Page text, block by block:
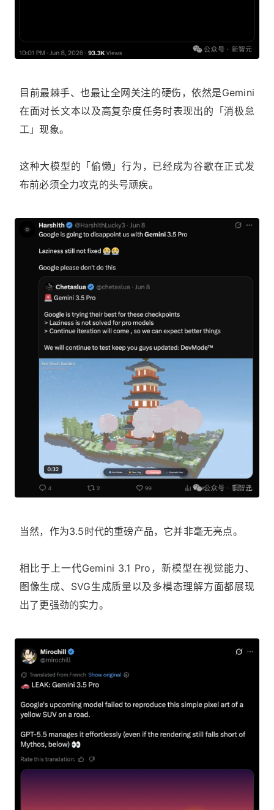
目前最棘手、也最让全网关注的硬伤，依然是Gemini
在面对长文本以及高复杂度任务时表现出的「消极怠
工」现象。
这种大模型的「偷懒」行为，已经成为谷歌在正式发
布前必须全力攻克的头号顽疾。
当然，作为3.5时代的重磅产品，它并非毫无亮点。
相比于上一代Gemini 3.1 Pro，新模型在视觉能力、
图像生成、SVG生成质量以及多模态理解方面都展现
出了更强劲的实力。